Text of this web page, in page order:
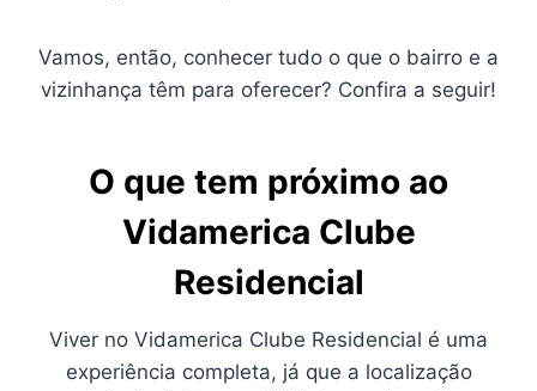
Vamos, então, conhecer tudo o que o bairro e a
vizinhança têm para oferecer? Confira a seguir!
O que tem próximo ao
Vidamerica Clube
Residencial
Viver no Vidamerica Clube Residencial é uma
experiência completa, já que a localização